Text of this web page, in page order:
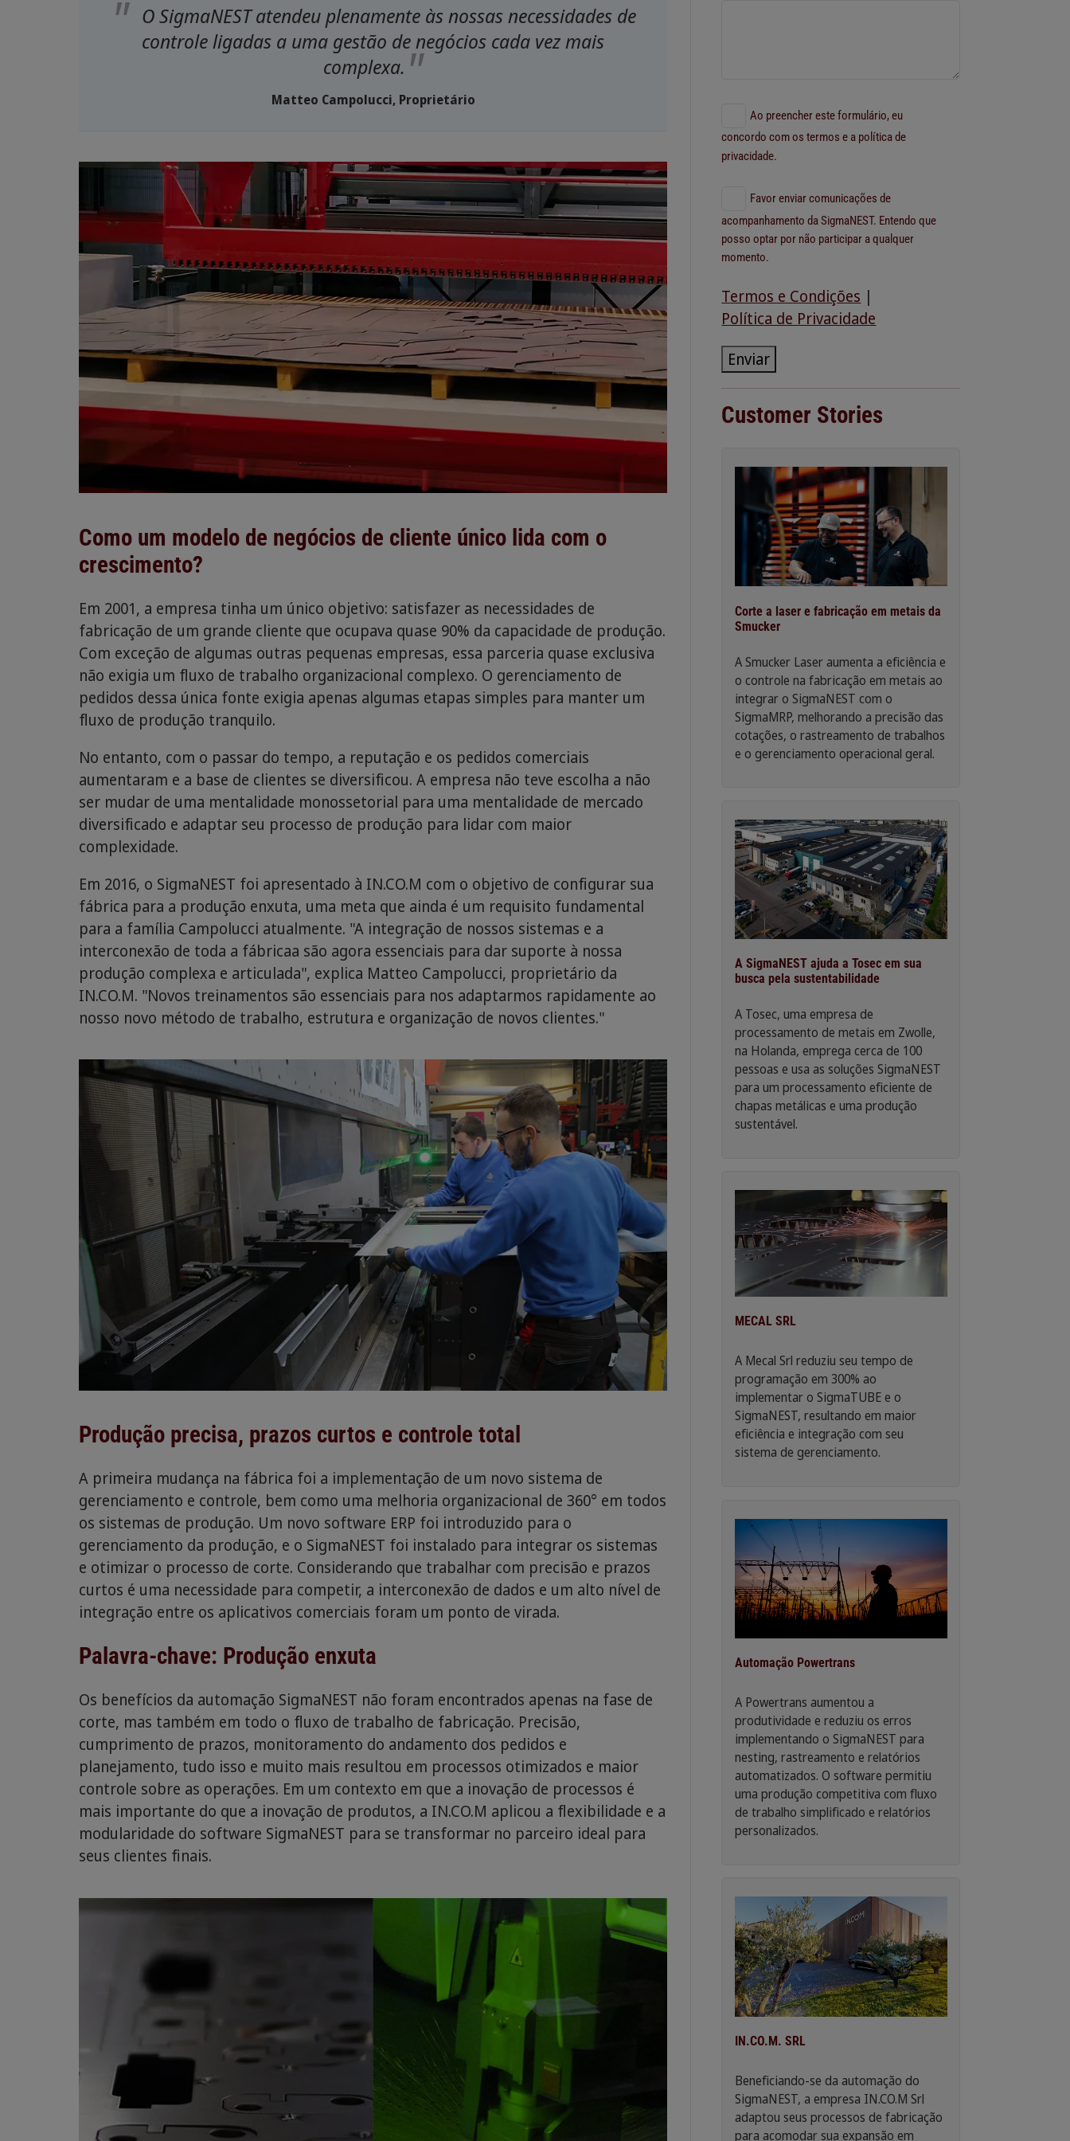
O SigmaNEST atendeu plenamente às nossas necessidades de
controle ligadas a uma gestão de negócios cada vez mais
complexa.
Matteo Campolucci, Proprietário
Como um modelo de negócios de cliente único lida com o
crescimento?
Em 2001, a empresa tinha um único objetivo: satisfazer as necessidades de
fabricação de um grande cliente que ocupava quase 90% da capacidade de produção.
Com exceção de algumas outras pequenas empresas, essa parceria quase exclusiva
não exigia um fluxo de trabalho organizacional complexo. O gerenciamento de
pedidos dessa única fonte exigia apenas algumas etapas simples para manter um
fluxo de produção tranquilo.
No entanto, com o passar do tempo, a reputação e os pedidos comerciais
aumentaram e a base de clientes se diversificou. A empresa não teve escolha a não
ser mudar de uma mentalidade monossetorial para uma mentalidade de mercado
diversificado e adaptar seu processo de produção para lidar com maior
complexidade.
Em 2016, o SigmaNEST foi apresentado à IN.CO.M com o objetivo de configurar sua
fábrica para a produção enxuta, uma meta que ainda é um requisito fundamental
para a família Campolucci atualmente. "A integração de nossos sistemas e a
interconexão de toda a fábricaa são agora essenciais para dar suporte à nossa
produção complexa e articulada", explica Matteo Campolucci, proprietário da
IN.CO.M. "Novos treinamentos são essenciais para nos adaptarmos rapidamente ao
nosso novo método de trabalho, estrutura e organização de novos clientes."
Produção precisa, prazos curtos e controle total
A primeira mudança na fábrica foi a implementação de um novo sistema de
gerenciamento e controle, bem como uma melhoria organizacional de 360° em todos
os sistemas de produção. Um novo software ERP foi introduzido para o
gerenciamento da produção, e o SigmaNEST foi instalado para integrar os sistemas
e otimizar o processo de corte. Considerando que trabalhar com precisão e prazos
curtos é uma necessidade para competir, a interconexão de dados e um alto nível de
integração entre os aplicativos comerciais foram um ponto de virada.
Palavra-chave: Produção enxuta
Os benefícios da automação SigmaNEST não foram encontrados apenas na fase de
corte, mas também em todo o fluxo de trabalho de fabricação. Precisão,
cumprimento de prazos, monitoramento do andamento dos pedidos e
planejamento, tudo isso e muito mais resultou em processos otimizados e maior
controle sobre as operações. Em um contexto em que a inovação de processos é
mais importante do que a inovação de produtos, a IN.CO.M aplicou a flexibilidade e a
modularidade do software SigmaNEST para se transformar no parceiro ideal para
seus clientes finais.
Ao preencher este formulário, eu
concordo com os termos e a política de
privacidade.
Favor enviar comunicações de
acompanhamento da SigmaNEST. Entendo que
posso optar por não participar a qualquer
momento.
Termos e Condições |
Política de Privacidade
Enviar
Customer Stories
Corte a laser e fabricação em metais da
Smucker
A Smucker Laser aumenta a eficiência e
o controle na fabricação em metais ao
integrar o SigmaNEST com o
SigmaMRP, melhorando a precisão das
cotações, o rastreamento de trabalhos
e o gerenciamento operacional geral.
A SigmaNEST ajuda a Tosec em sua
busca pela sustentabilidade
A Tosec, uma empresa de
processamento de metais em Zwolle,
na Holanda, emprega cerca de 100
pessoas e usa as soluções SigmaNEST
para um processamento eficiente de
chapas metálicas e uma produção
sustentável.
MECAL SRL
A Mecal Srl reduziu seu tempo de
programação em 300% ao
implementar o SigmaTUBE e o
SigmaNEST, resultando em maior
eficiência e integração com seu
sistema de gerenciamento.
Automação Powertrans
A Powertrans aumentou a
produtividade e reduziu os erros
implementando o SigmaNEST para
nesting, rastreamento e relatórios
automatizados. O software permitiu
uma produção competitiva com fluxo
de trabalho simplificado e relatórios
personalizados.
IN.CO.M. SRL
Beneficiando-se da automação do
SigmaNEST, a empresa IN.CO.M Srl
adaptou seus processos de fabricação
para acomodar sua expansão em